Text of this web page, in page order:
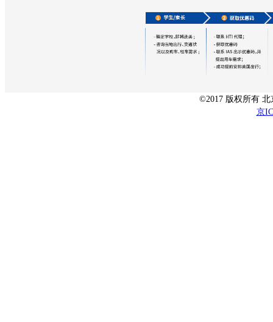
©2017 版权所有
京